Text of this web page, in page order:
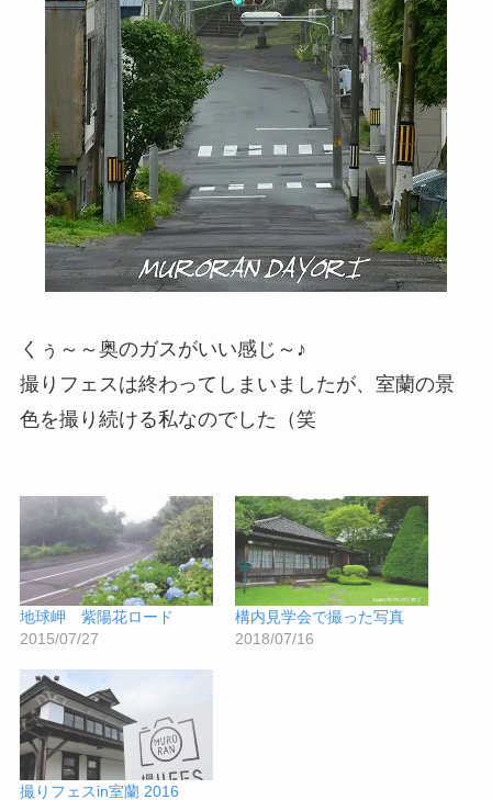
くぅ～～奥のガスがいい感じ～♪
撮りフェスは終わってしまいましたが、室蘭の景
色を撮り続ける私なのでした（笑
地球岬 紫陽花ロード
2015/07/27
構内見学会で撮った写真
2018/07/16
撮りフェスin室蘭 2016